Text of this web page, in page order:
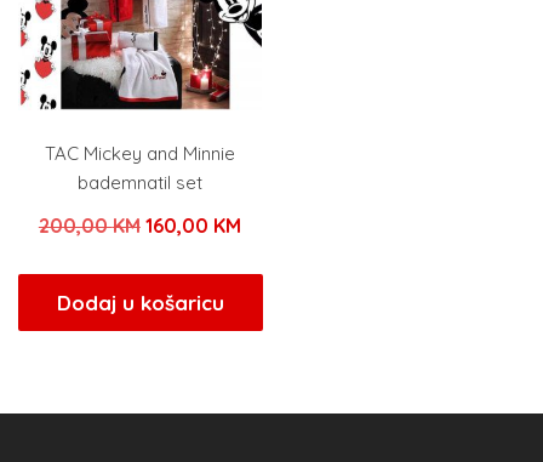
TAC Mickey and Minnie
bademnatil set
200,00KM Izvorna
bila
je:
160,00 KMTrenutna
160,00 KM.
Dodaj u košaricu